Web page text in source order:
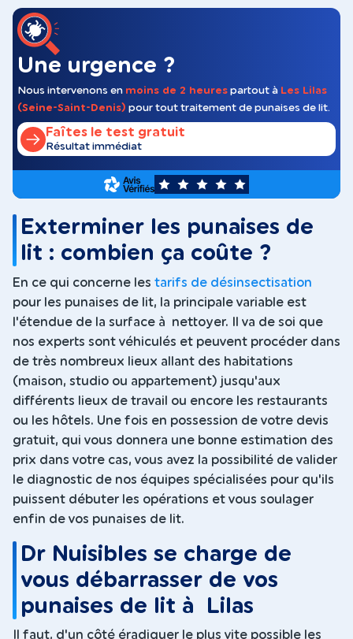
Une urgence ?
Nous intervenons en moins de 2 heures partout à Les Lilas
(Seine-Saint-Denis) pour tout traitement de punaises de lit.
Faîtes le test gratuit
Résultat immédiat
5
Exterminer les punaises de
lit : combien ça coûte ?
En ce qui concerne les tarifs de désinsectisation
pour les punaises de lit, la principale variable est
l'étendue de la surface à nettoyer. Il va de soi que
nos experts sont véhiculés et peuvent procéder dans
de très nombreux lieux allant des habitations
(maison, studio ou appartement) jusqu'aux
différents lieux de travail ou encore les restaurants
ou les hôtels. Une fois en possession de votre devis
gratuit, qui vous donnera une bonne estimation des
prix dans votre cas, vous avez la possibilité de valider
le diagnostic de nos équipes spécialisées pour qu'ils
puissent débuter les opérations et vous soulager
enfin de vos punaises de lit.
Dr Nuisibles se charge de
vous débarrasser de vos
punaises de lit à Lilas
Il faut, d'un côté éradiquer le plus vite possible les